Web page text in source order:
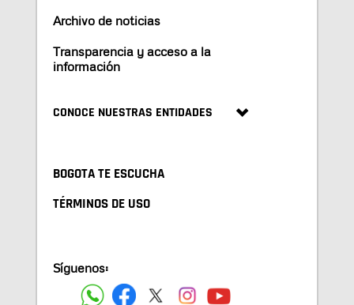
Archivo de noticias
Transparencia y acceso a la
información
CONOCE NUESTRAS ENTIDADES
BOGOTA TE ESCUCHA
TÉRMINOS DE USO
Síguenos: